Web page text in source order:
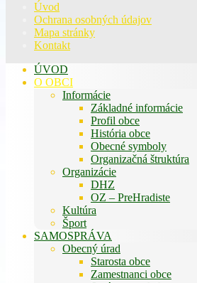
Úvod
Ochrana osobných údajov
Mapa stránky
Kontakt
ÚVOD
O OBCI
Informácie
Základné informácie
Profil obce
História obce
Obecné symboly
Organizačná štruktúra
Organizácie
DHZ
OZ – PreHradiste
Kultúra
Šport
SAMOSPRÁVA
Obecný úrad
Starosta obce
Zamestnanci obce